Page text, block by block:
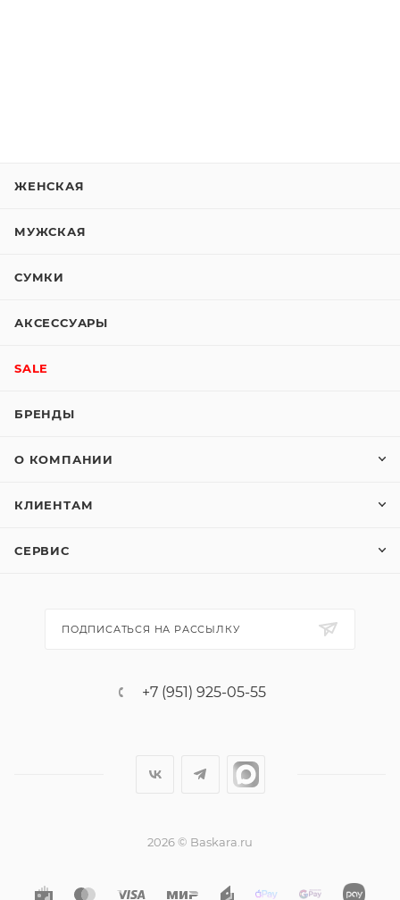
ЖЕНСКАЯ
МУЖСКАЯ
СУМКИ
АКСЕССУАРЫ
SALE
БРЕНДЫ
О КОМПАНИИ
КЛИЕНТАМ
СЕРВИС
ПОДПИСАТЬСЯ НА РАССЫЛКУ
+7 (951) 925-05-55
2026 © Baskara.ru